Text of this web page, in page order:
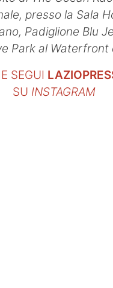
presso la Sala
Padiglione Blu
Park al
SEGUI
SU INSTAGRAM